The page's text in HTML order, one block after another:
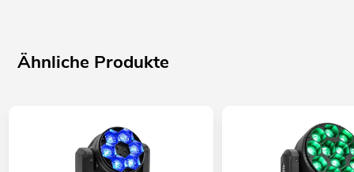
Ähnliche Produkte